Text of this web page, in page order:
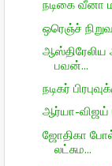
நடிகை வீனா
ஒரெஞ்ச்
பவன்...
நடிகர்
ஆர்யா-விஜய்
ஜோதிகா
லட்சும...